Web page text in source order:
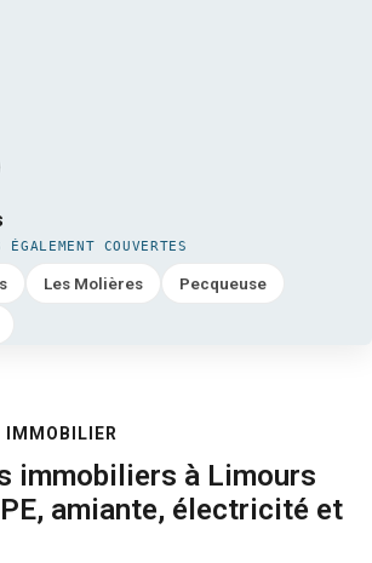
ÉGALEMENT COUVERTES
Les Molières Pecqueuse
IMMOBILIER
immobiliers à Limours
amiante, électricité et